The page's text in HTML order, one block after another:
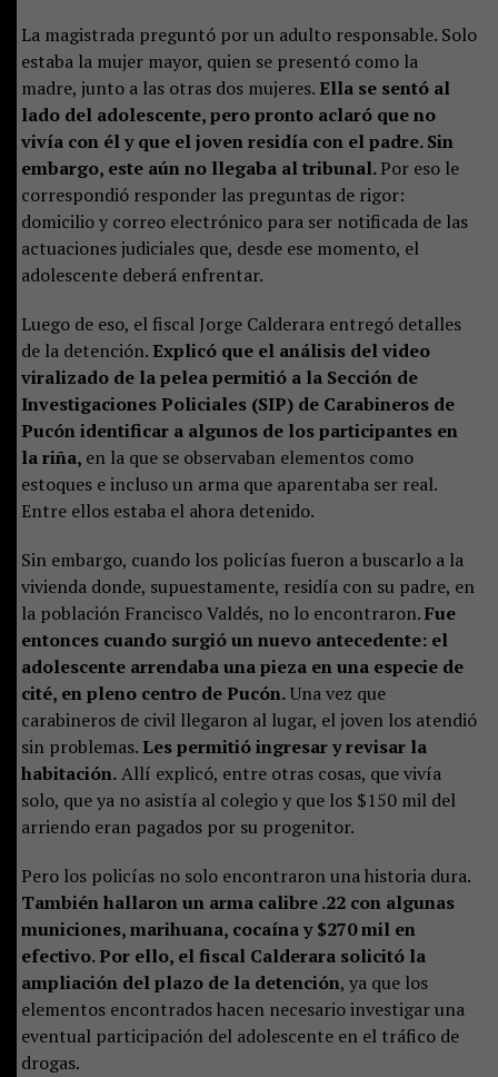
La magistrada preguntó por un adulto responsable. Solo
estaba la mujer mayor, quien se presentó como la
madre, junto a las otras dos mujeres. Ella se sentó al
lado del adolescente, pero pronto aclaró que no
vivía con él y que el joven residía con el padre. Sin
embargo, este aún no llegaba al tribunal.Por eso le
correspondió responder las preguntas de rigor:
domicilio y correo electrónico para ser notificada de las
actuaciones judiciales que, desde ese momento, el
adolescente deberá enfrentar.
Luego de eso, el fiscal Jorge Calderara entregó detalles
de la detención. Explicó que el análisis del video
viralizado de la pelea permitió a la Sección de
Investigaciones Policiales (SIP) de Carabineros de
Pucón identificar a algunos de los participantes en
la riña, en la que se observaban elementos como
estoques e incluso un arma que aparentaba ser real.
Entre ellos estaba el ahora detenido.
Sin embargo, cuando los policías fueron a buscarlo a la
vivienda donde, supuestamente, residía con su padre, en
la población Francisco Valdés, no lo encontraron.Fue
entonces cuando surgió un nuevo antecedente: el
adolescente arrendaba una pieza en una especie de
cité, en pleno centro de Pucón.Una vez que
carabineros de civil llegaron al lugar, el joven los atendió
sin problemas. Les permitió ingresar y revisar la
habitación.Allí explicó, entre otras cosas, que vivía
solo, que ya no asistía al colegio y que los $150 mil del
arriendo eran pagados por su progenitor.
Pero los policías no solo encontraron una historia dura.
También hallaron un arma calibre .22 con algunas
municiones, marihuana, cocaína y $270 mil en
efectivo. Por ello, el fiscal Calderara solicitó la
ampliación del plazo de la detención, ya que los
elementos encontrados hacen necesario investigar una
eventual participación del adolescente en el tráfico de
drogas.